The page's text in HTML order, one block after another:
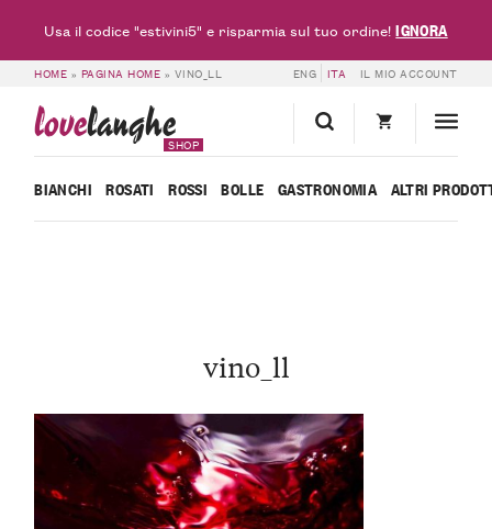
HOME » PAGINA HOME » VINO_LL ENG ITA IL MIO ACCOUNT
lovelanghe
SHOP
BIANCHI ROSATI ROSSI BOLLE GASTRONOMIA ALTRI
vino_ll
Usa il codice "estivini5" e risparmia sul tuo ordine!IGNORA